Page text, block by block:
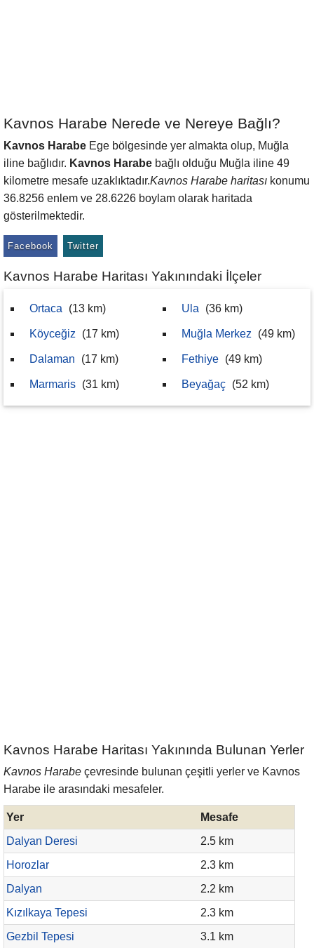
Kavnos Harabe Nerede ve Nereye Bağlı?
Kavnos Harabe Ege bölgesinde yer almakta olup, Muğla
iline bağlıdır. Kavnos Harabe bağlı olduğu Muğla iline 49
kilometre mesafe uzaklıktadır.Kavnos Harabe haritası konumu
36.8256 enlem ve 28.6226 boylam olarak haritada
gösterilmektedir.
Facebook Twitter
Kavnos Harabe Haritası Yakınındaki İlçeler
Ortaca (13 km)
Köyceğiz (17 km)
Dalaman (17 km)
Marmaris (31 km)
Ula (36 km)
Muğla Merkez (49 km)
Fethiye (49 km)
Beyağaç (52 km)
Kavnos Harabe Haritası Yakınında Bulunan Yerler
Kavnos Harabe çevresinde bulunan çeşitli yerler ve Kavnos
Harabe ile arasındaki mesafeler.
Yer
Mesafe
Dalyan Deresi
2.5 km
Horozlar
2.3 km
Dalyan
2.2 km
Kızılkaya Tepesi
2.3 km
Gezbil Tepesi
3.1 km